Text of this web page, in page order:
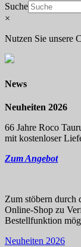
Suche
×
Nutzen Sie unsere
News
Neuheiten 2026
66 Jahre Roco
mit kostenloser
Zum Angebot
Zum stöbern durch
Online-Shop zu
Bestellfunktion
Neuheiten 2026